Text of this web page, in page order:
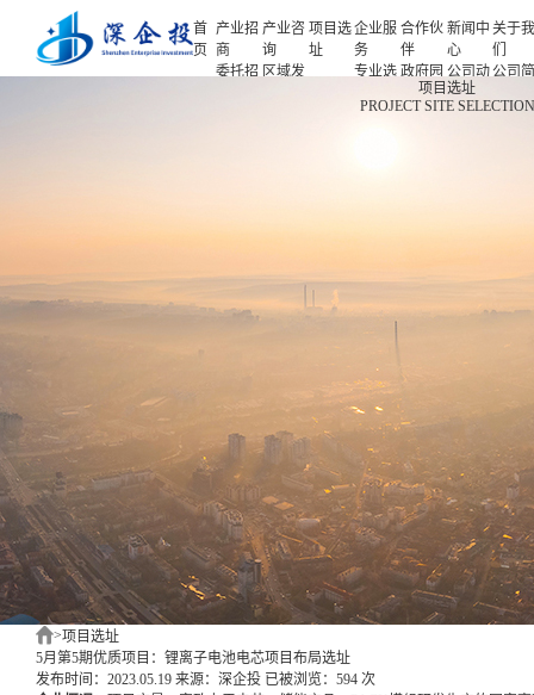
首
页
产业招
商
委托招
产业咨
询
区域发
专题研
究
项目选
址
企业服
务
专业选
项目申
合作伙
伴
政府园
企业客
新闻中
心
公司动
态
产业观
关于
们
公司
人力
新闻中心
项目选址
PROJECT SITE SELECTION
>项目选址
5月第5期优质项目：锂离子电池电芯项目布局选址
发布时间：2023.05.19 来源：深企投 已被浏览：594 次